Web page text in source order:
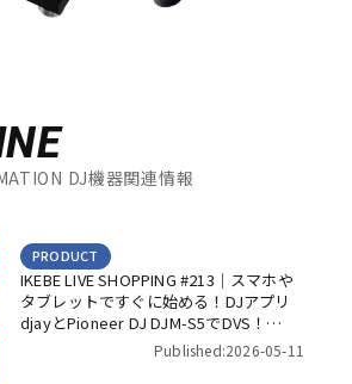
DJ機器関連情報
IKEBE LIVE SHOPPING #213｜スマホや
タブレットですぐに始める！DJアプリ
djayとPioneer DJ DJM-S5でDVS！
【presented by パワーDJ’s 渋谷】
PRODUCT
Published:2026-05-11